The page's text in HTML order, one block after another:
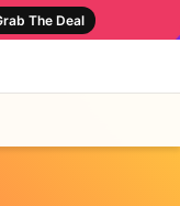
The Deal